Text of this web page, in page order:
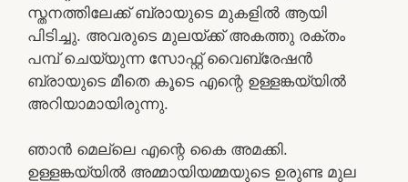
സ്തനത്തിലേക്ക് ബ്രായുടെ മുകളിൽ ആയി
പിടിച്ചു. അവരുടെ മുലയ്ക്ക് അകത്തു രക്തം
പമ്പ് ചെയ്യുന്ന സോഫ്റ്റ്‌ വൈബ്രേഷൻ
ബ്രായുടെ മീതെ കൂടെ എന്റെ ഉള്ളങ്കയ്യിൽ
അറിയാമായിരുന്നു.
ഞാൻ മെല്ലെ എന്റെ കൈ അമക്കി.
ഉള്ളങ്കയ്യിൽ അമ്മായിയമ്മയുടെ ഉരുണ്ട മുല